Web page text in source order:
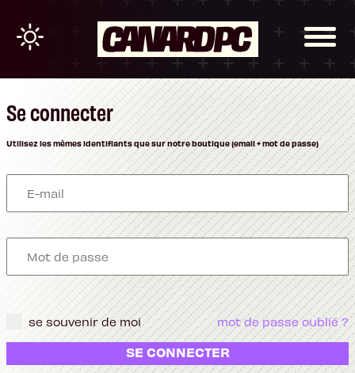
Se connecter
Utilisez les mêmes identifiants que sur notre boutique (email + mot de passe)
se souvenir de moi mot de passe oublié ?
SE CONNECTER